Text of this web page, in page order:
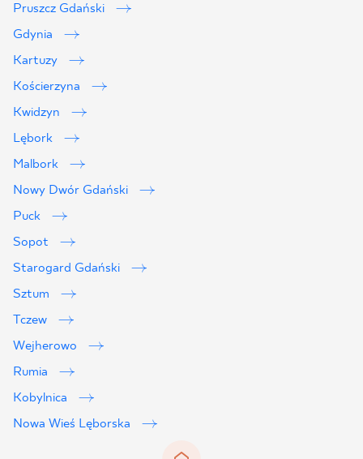
Pruszcz Gdański
Gdynia
Kartuzy
Kościerzyna
Kwidzyn
Lębork
Malbork
Nowy Dwór Gdański
Puck
Sopot
Starogard Gdański
Sztum
Tczew
Wejherowo
Rumia
Kobylnica
Nowa Wieś Lęborska